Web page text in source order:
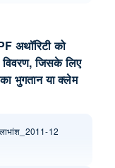
अथॉरिटी को
जिसके लिए
भुगतान या क्‍लेम
12